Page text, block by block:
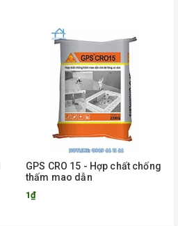
GPS CRO 15 - Hợp chất chống
thấm mao dẫn
1₫